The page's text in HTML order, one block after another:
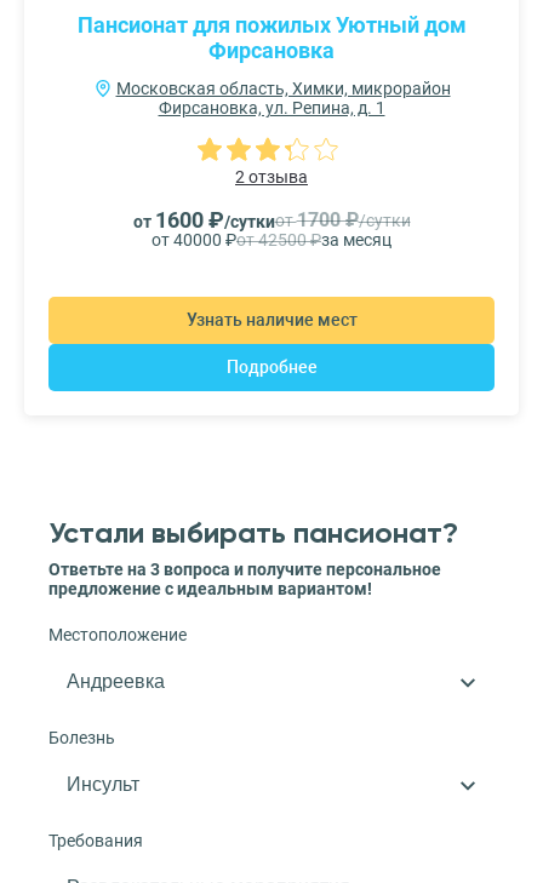
Пансионат для пожилых Уютный дом
Фирсановка
Московская область, Химки, микрорайон
Фирсановка, ул. Репина, д. 1
2 отзыва
от 1600 ₽/суткиот1700 ₽/сутки
от 40000 ₽от 42500 ₽за месяц
Узнать наличие мест
Подробнее
Устали выбирать пансионат?
Ответьте на 3 вопроса и получите персональное
предложение с идеальным вариантом!
Местоположение
Болезнь
Требования